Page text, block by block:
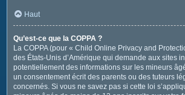
Haut
Qu’est-ce que la COPPA ?
La COPPA (pour « Child Online Privacy and
des États-Unis d’Amérique qui demande aux sites
potentiellement des informations sur les mineurs
un consentement écrit des parents ou des tuteurs
concernés. Si vous ne savez pas si cette loi